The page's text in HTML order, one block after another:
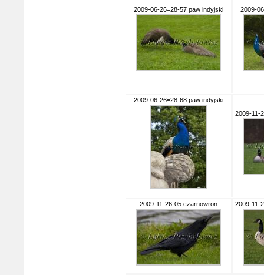
2009-06-26=28-57 paw indyjski 2009-
2009-06-26=28-68 paw indyjski
2009-11-
2009-11-26-05 czarnowron 2009-11-